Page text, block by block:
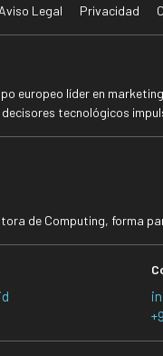
Aviso Legal Privacidad
europeo líder en
tecnológicos
de Computing, forma